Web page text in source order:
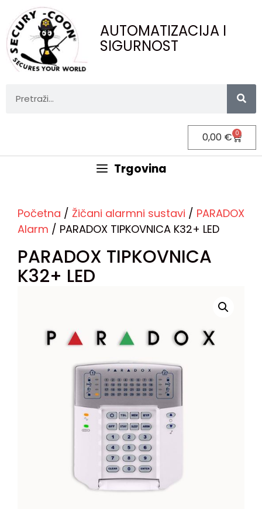
AUTOMATIZACIJA I
SIGURNOST
0,00 € 0
Trgovina
Početna / Žičani alarmni sustavi / PARADOX
Alarm / PARADOX TIPKOVNICA K32+ LED
PARADOX TIPKOVNICA
K32+ LED